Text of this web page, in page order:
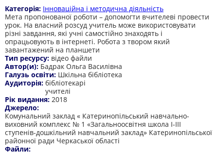
Категорія: Інноваційна і методична діяльність
Мета пропонованої роботи – допомогти вчителеві провести
урок. На власний розсуд учитель може використовувати
різні завдання, які учні самостійно знаходять і
опрацьовують в інтернеті. Робота з твором який
завантажений на планшети
Тип ресурсу: відео файли
Автор(и): Бадрак Ольга Василівна
Галузь освіти: Шкільна бібліотека
Аудиторія: бібліотекарі
учителі
Рік видання: 2018
Джерело:
Комунальний заклад « Катеринопільський навчально-
виховний комплекс № 1 «Загальноосвітня школа І-ІІІ
ступенів-дошкільний навчальний заклад» Катеринопільської
районної ради Черкаської області
Файли: